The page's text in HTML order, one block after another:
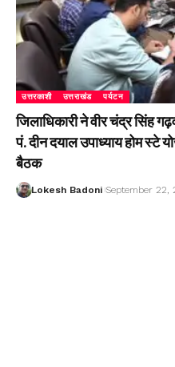
उत्तरकाशी उत्तराखंड पर्यटन
जिलाधिकारी ने वीर चंद्र सिंह
पं. दीन दयाल उपाध्याय होम स्टे
बैठक
Lokesh Badoni September 22,